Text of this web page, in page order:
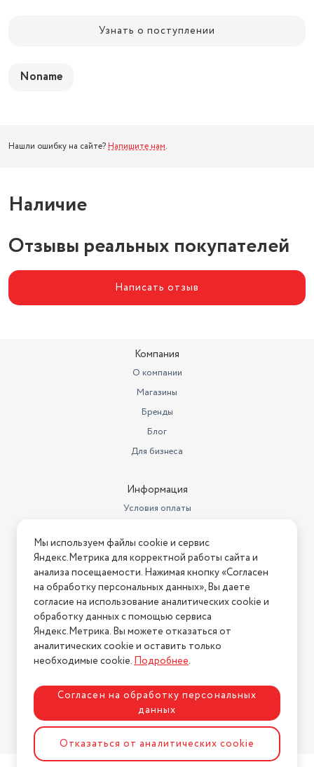
Узнать о поступлении
Noname
Нашли ошибку на сайте? Напишите нам.
Наличие
Отзывы реальных покупателей
Написать отзыв
Компания
О компании
Магазины
Бренды
Блог
Для бизнеса
Информация
Условия оплаты
Условия возврата
Нашли ошибку на сайте? Напишите нам
2026 © Интернет-магазин "АстМаркет". У нас есть всё!
Политика конфиденциальности
Разработка сайтаASTDESIGN
Мы используем файлы cookie и сервис
Яндекс.Метрика для корректной работы сайта и
анализа посещаемости. Нажимая кнопку «Согласен
на обработку персональных данных», Вы даете
согласие на использование аналитических cookie и
обработку данных с помощью сервиса
Яндекс.Метрика. Вы можете отказаться от
аналитических cookie и оставить только
необходимые cookie.Подробнее.
Согласен на обработку персональных
данных
Отказаться от аналитических cookie